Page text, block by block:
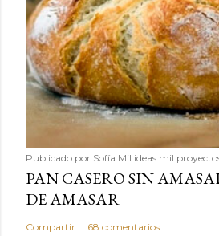
Publicado por Sofía Mil ideas mil
PAN CASERO SIN
DE AMASAR
Compartir 68 comentarios